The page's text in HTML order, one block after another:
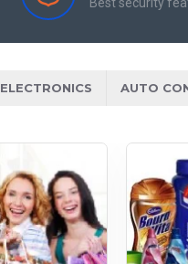
ELECTRONICS AUTO